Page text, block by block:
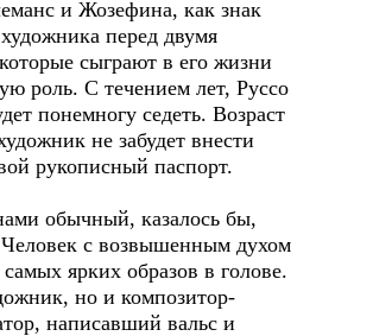
и Жозефина, как знак
перед двумя
сыграют в его жизни
роль. С течением лет, Руссо
понемногу седеть. Возраст
не забудет внести
рукописный паспорт.
обычный, казалось бы,
с возвышенным духом
ярких образов в голове.
но и композитор-
написавший вальс и